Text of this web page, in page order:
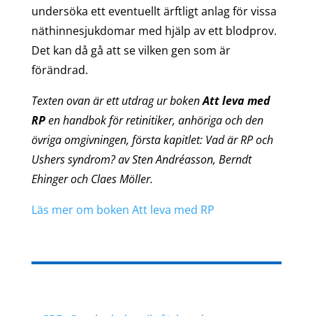
undersöka ett eventuellt ärftligt anlag för vissa
näthinnesjukdomar med hjälp av ett blodprov.
Det kan då gå att se vilken gen som är
förändrad.
Texten ovan är ett utdrag ur bokenAtt leva med
RPen handbok för retinitiker, anhöriga och den
övriga omgivningen, första kapitlet: Vad är RP och
Ushers syndrom? av Sten Andréasson, Berndt
Ehinger och Claes Möller.
Läs mer om boken Att leva med RP